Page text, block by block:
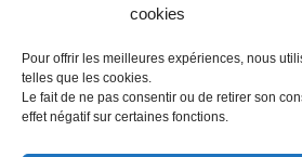
cookies
Pour offrir les meilleures expériences, nous
telles que les cookies.
Le fait de ne pas consentir ou de retirer son
effet négatif sur certaines fonctions.
Nous